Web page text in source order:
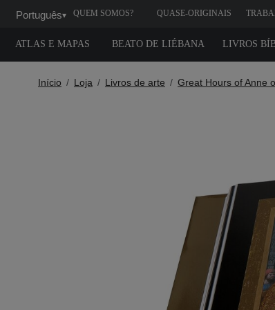
Português▾ QUEM SOMOS? QUASE-ORIGINAIS
ATLAS E MAPAS BEATO DE LIÉBANA LIVROS
Início Loja Livros de arte Great Hours of Anne